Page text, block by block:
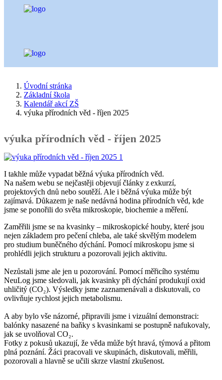
Úvodní stránka
Základní škola
Kalendář akcí ZŠ
výuka přírodních věd - říjen 2025
výuka přírodních věd - říjen 2025
I takhle může vypadat běžná výuka přírodních věd.
Na našem webu se nejčastěji objevují články z exkurzí,
projektových dnů nebo soutěží. Ale i běžná výuka může být
zajímavá. Důkazem je naše nedávná hodina přírodních věd, kde
jsme se ponořili do světa mikroskopie, biochemie a měření.
Zaměřili jsme se na kvasinky – mikroskopické houby, které jsou
nejen základem pro pečení chleba, ale také skvělým modelem
pro studium buněčného dýchání. Pomocí mikroskopu jsme si
prohlédli jejich strukturu a pozorovali jejich aktivitu.
Nezůstali jsme ale jen u pozorování. Pomocí měřicího systému
NeuLog jsme sledovali, jak kvasinky při dýchání produkují oxid
uhličitý (CO₂). Výsledky jsme zaznamenávali a diskutovali, co
ovlivňuje rychlost jejich metabolismu.
A aby bylo vše názorné, připravili jsme i vizuální demonstraci:
balónky nasazené na baňky s kvasinkami se postupně nafukovaly,
jak se uvolňoval CO₂.
Fotky z pokusů ukazují, že věda může být hravá, týmová a přitom
plná poznání. Žáci pracovali ve skupinách, diskutovali, měřili,
pozorovali a hlavně se učili skrze vlastní zkušenost.